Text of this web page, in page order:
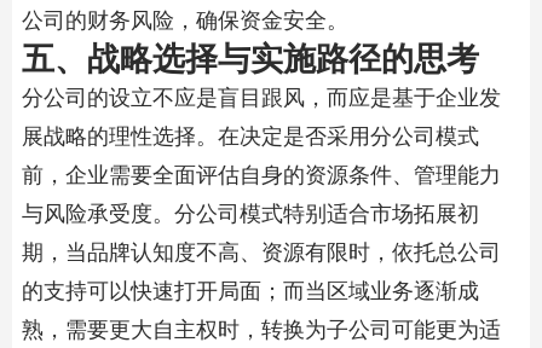
公司的财务风险，确保资金安全。
五、战略选择与实施路径的思考
分公司的设立不应是盲目跟风，而应是基于企业发
展战略的理性选择。在决定是否采用分公司模式
前，企业需要全面评估自身的资源条件、管理能力
与风险承受度。分公司模式特别适合市场拓展初
期，当品牌认知度不高、资源有限时，依托总公司
的支持可以快速打开局面；而当区域业务逐渐成
熟，需要更大自主权时，转换为子公司可能更为适